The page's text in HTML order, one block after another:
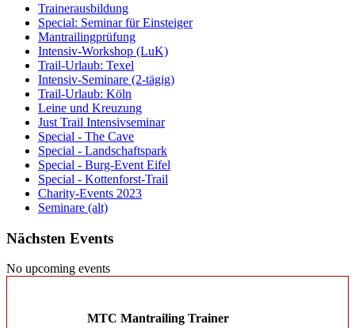
Trainerausbildung
Special: Seminar für Einsteiger
Mantrailingprüfung
Intensiv-Workshop (LuK)
Trail-Urlaub: Texel
Intensiv-Seminare (2-tägig)
Trail-Urlaub: Köln
Leine und Kreuzung
Just Trail Intensivseminar
Special - The Cave
Special - Landschaftspark
Special - Burg-Event Eifel
Special - Kottenforst-Trail
Charity-Events 2023
Seminare (alt)
Nächsten Events
No upcoming events
MTC Mantrailing Trainer